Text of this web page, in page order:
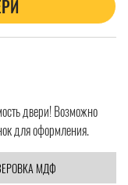
двери! Возможно
для оформления.
МДФ